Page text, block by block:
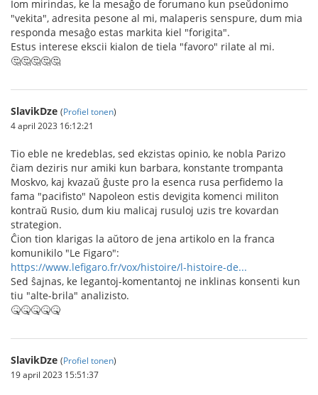
Iom mirindas, ke la mesaĝo de forumano kun pseŭdonimo
"vekita", adresita pesone al mi, malaperis senspure, dum mia
responda mesaĝo estas markita kiel "forigita".
Estus interese ekscii kialon de tiela "favoro" rilate al mi.
🤔🤔🤔🤔🤔
SlavikDze (Profiel tonen)
4 april 2023 16:12:21
Tio eble ne kredeblas, sed ekzistas opinio, ke nobla Parizo
ĉiam deziris nur amiki kun barbara, konstante trompanta
Moskvo, kaj kvazaŭ ĝuste pro la esenca rusa perfidemo la
fama "pacifisto" Napoleon estis devigita komenci militon
kontraŭ Rusio, dum kiu malicaj rusuloj uzis tre kovardan
strategion.
Ĉion tion klarigas la aŭtoro de jena artikolo en la franca
komunikilo "Le Figaro":
https://www.lefigaro.fr/vox/histoire/l-histoire-de...
Sed ŝajnas, ke legantoj-komentantoj ne inklinas konsenti kun
tiu "alte-brila" analizisto.
🤒🤒🤒🤒🤒
SlavikDze (Profiel tonen)
19 april 2023 15:51:37